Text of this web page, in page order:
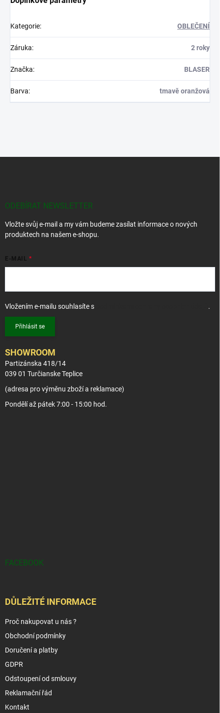
Kategorie: OBLEČENÍ
Záruka: 2 roky
Značka: BLASER
Barva: tmavě oranžová
ODEBÍRAT NEWSLETTER
Vložte svůj e-mail a my vám budeme zasílat informace o nových
produktech na našem e-shopu.
E-MAIL
Vložením e-mailu souhlasíte s .
Přihlásit se
SHOWROOM
Partizánska 418/14
039 01 Turčianske Teplice
(adresa pro výměnu zboží a reklamace)
Pondělí až pátek 7:00 - 15:00 hod.
FACEBOOK
DŮLEŽITÉ INFORMACE
Proč nakupovat u nás ?
Obchodní podmínky
Doručení a platby
GDPR
Odstoupení od smlouvy
Reklamační řád
Kontakt